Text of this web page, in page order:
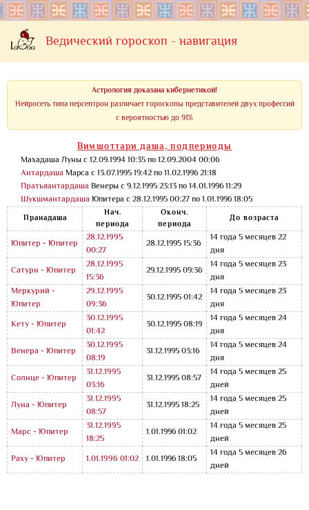
Ведический гороскоп - навигация
Астрология доказана кибернетикой!
Нейросеть типа персептрон различает гороскопы представителей двух профессий
с вероятностью до 91%
Вимшоттари даша, подпериоды
Махадаша Луны с 12.09.1994 10:35 по 12.09.2004 00:06
Антардаша Марса с 13.07.1995 19:42 по 11.02.1996 21:18
Пратьяантардаша Венеры с 9.12.1995 23:13 по 14.01.1996 11:29
Шукшмантардаша Юпитера с 28.12.1995 00:27 по 1.01.1996 18:05
Пранадаша
Нач.
периода
Оконч.
периода
До возраста
Юпитер - Юпитер
28.12.1995
00:27
28.12.1995 15:36
14 года 5 месяцев 22
дня
Сатурн - Юпитер
28.12.1995
15:36
29.12.1995 09:36
14 года 5 месяцев 23
дня
Меркурий -
Юпитер
29.12.1995
09:36
30.12.1995 01:42
14 года 5 месяцев 23
дня
Кету - Юпитер
30.12.1995
01:42
30.12.1995 08:19
14 года 5 месяцев 24
дня
Венера - Юпитер
30.12.1995
08:19
31.12.1995 03:16
14 года 5 месяцев 24
дня
Солнце - Юпитер
31.12.1995
03:16
31.12.1995 08:57
14 года 5 месяцев 25
дней
Луна - Юпитер
31.12.1995
08:57
31.12.1995 18:25
14 года 5 месяцев 25
дней
Марс - Юпитер
31.12.1995
18:25
1.01.1996 01:02
14 года 5 месяцев 25
дней
Раху - Юпитер
1.01.1996 01:02 1.01.1996 18:05
14 года 5 месяцев 26
дней